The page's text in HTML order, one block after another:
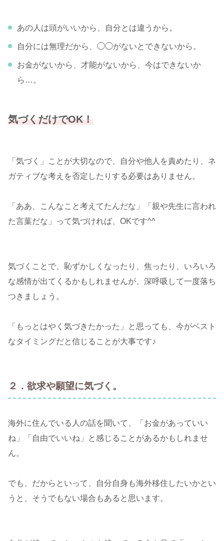
あの人は頭がいいから、自分とは違うから。
自分には無理だから、◯◯がないとできないから。
お金がないから、才能がないから、今はできないか
ら…。
気づくだけでOK！
「気づく」ことが大切なので、自分や他人を責めたり、ネ
ガティブな考えを否定したりする必要はありません。
「ああ、こんなこと考えてたんだな」「親や先生に言われ
た言葉だな」って気づければ、OKです^^
気づくことで、恥ずかしくなったり、焦ったり、いろいろ
な感情が出てくるかもしれませんが、深呼吸して一度落ち
つきましょう。
「もっとはやく気づきたかった」と思っても、今がベスト
なタイミングだと信じることが大事です♪
２．欲求や願望に気づく。
海外に住んでいる人の話を聞いて、「お金があっていい
ね」「自由でいいね」と感じることがあるかもしれませ
ん。
でも、だからといって、自分自身も海外移住したいかとい
うと、そうでもない場合もあると思います。